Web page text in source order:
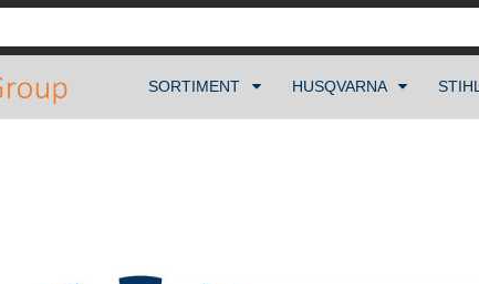
SORTIMENT HUSQVARNA STIHL